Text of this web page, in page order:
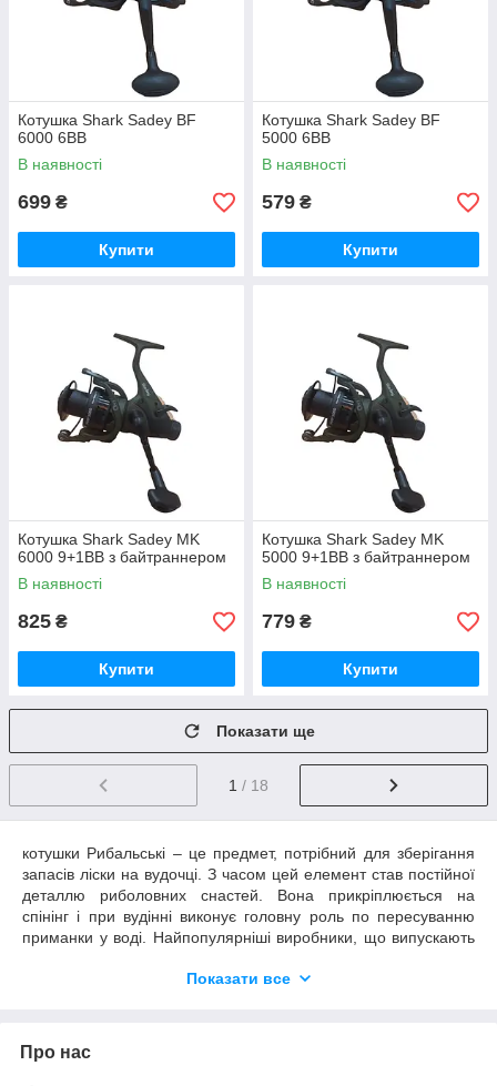
Котушка Shark Sadey BF
6000 6ВВ
В наявності
699 ₴
Купити
Котушка Shark Sadey BF
5000 6ВВ
В наявності
579 ₴
Купити
Котушка Shark Sadey MK
6000 9+1BB з байтраннером
В наявності
825 ₴
Купити
Котушка Shark Sadey MK
5000 9+1BB з байтраннером
В наявності
779 ₴
Купити
Показати ще
1 / 18
котушки Рибальські – це предмет, потрібний для зберігання
запасів ліски на вудочці. З часом цей елемент став постійної
деталлю риболовних снастей. Вона прикріплюється на
спінінг і при вудінні виконує головну роль по пересуванню
приманки у воді. Найпопулярніші виробники, що випускають
Mifine, Coonor, EOS, Siweida, Hiboy, Kaida, Weida, Dragon,
котушку для вудилища.
Показати все
Про нас